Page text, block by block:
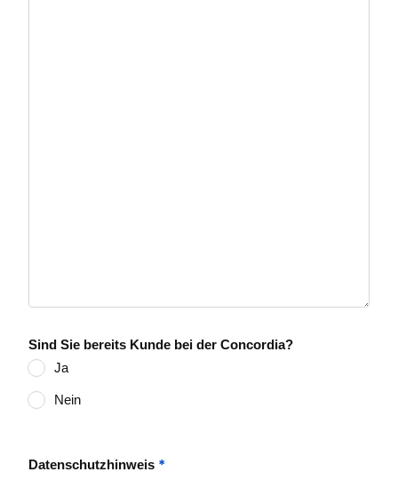
Sind Sie bereits Kunde bei der Concordia?
Ja
Nein
Datenschutzhinweis *